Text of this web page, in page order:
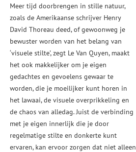
Meer tijd doorbrengen in stille natuur,
zoals de Amerikaanse schrijver Henry
David Thoreau deed, of gewoonweg je
bewuster worden van het belang van
‘visuele stilte’, zegt Le Van Quyen, maakt
het ook makkelijker om je eigen
gedachtes en gevoelens gewaar te
worden, die je moeilijker kunt horen in
het lawaai, de visuele overprikkeling en
de chaos van alledag. Juist de verbinding
met je eigen innerlijk die je door
regelmatige stilte en donkerte kunt
ervaren, kan ervoor zorgen dat niet alleen